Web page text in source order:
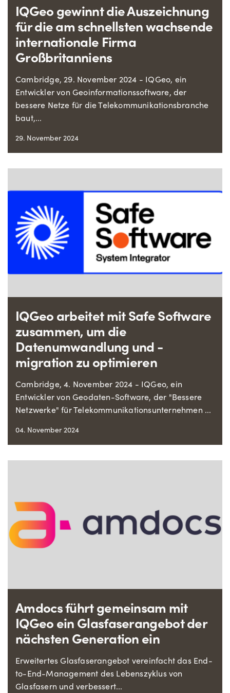
IQGeo gewinnt die Auszeichnung
für die am schnellsten wachsende
internationale Firma
Großbritanniens
Cambridge, 29. November 2024 - IQGeo, ein
Entwickler von Geoinformationssoftware, der
bessere Netze für die Telekommunikationsbranche
baut,...
29. November 2024
IQGeo arbeitet mit Safe Software
zusammen, um die
Datenumwandlung und -
migration zu optimieren
Cambridge, 4. November 2024 - IQGeo, ein
Entwickler von Geodaten-Software, der "Bessere
Netzwerke" für Telekommunikationsunternehmen ...
04. November 2024
Amdocs führt gemeinsam mit
IQGeo ein Glasfaserangebot der
nächsten Generation ein
Erweitertes Glasfaserangebot vereinfacht das End-
to-End-Management des Lebenszyklus von
Glasfasern und verbessert...